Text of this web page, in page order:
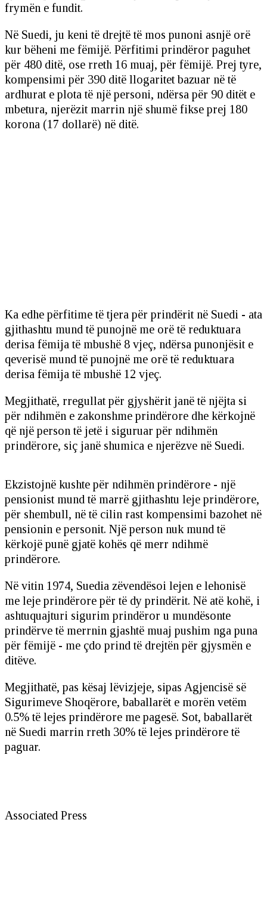
frymën e fundit.
Në Suedi, ju keni të drejtë të mos punoni asnjë orë
kur bëheni me fëmijë. Përfitimi prindëror paguhet
për 480 ditë, ose rreth 16 muaj, për fëmijë. Prej tyre,
kompensimi për 390 ditë llogaritet bazuar në të
ardhurat e plota të një personi, ndërsa për 90 ditët e
mbetura, njerëzit marrin një shumë fikse prej 180
korona (17 dollarë) në ditë.
Ka edhe përfitime të tjera për prindërit në Suedi - ata
gjithashtu mund të punojnë me orë të reduktuara
derisa fëmija të mbushë 8 vjeç, ndërsa punonjësit e
qeverisë mund të punojnë me orë të reduktuara
derisa fëmija të mbushë 12 vjeç.
Megjithatë, rregullat për gjyshërit janë të njëjta si
për ndihmën e zakonshme prindërore dhe kërkojnë
që një person të jetë i siguruar për ndihmën
prindërore, siç janë shumica e njerëzve në Suedi.
Ekzistojnë kushte për ndihmën prindërore - një
pensionist mund të marrë gjithashtu leje prindërore,
për shembull, në të cilin rast kompensimi bazohet në
pensionin e personit. Një person nuk mund të
kërkojë punë gjatë kohës që merr ndihmë
prindërore.
Në vitin 1974, Suedia zëvendësoi lejen e lehonisë
me leje prindërore për të dy prindërit. Në atë kohë, i
ashtuquajturi sigurim prindëror u mundësonte
prindërve të merrnin gjashtë muaj pushim nga puna
për fëmijë - me çdo prind të drejtën për gjysmën e
ditëve.
Megjithatë, pas kësaj lëvizjeje, sipas Agjencisë së
Sigurimeve Shoqërore, baballarët e morën vetëm
0.5% të lejes prindërore me pagesë. Sot, baballarët
në Suedi marrin rreth 30% të lejes prindërore të
paguar.
Associated Press